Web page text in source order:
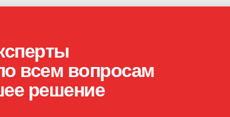
всем вопросам
решение